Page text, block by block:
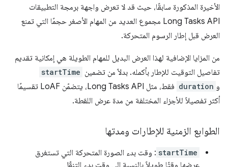
الأخيرة المذكورة سابقًا، حيث قد لا تعرض واجهة برمجة التطبيقات
Long Tasks API مجموع العديد من المهام الأصغر حجمًا التي تمنع
العرض قبل إطار الرسوم المتحركة.
من المزايا الإضافية لهذا العرض البديل للمهام الطويلة هي إمكانية تقديم
تفاصيل التوقيت للإطار بأكمله. بدلاً من تضمين startTime
و duration
فقط، مثل Long Tasks API، يتضمّن LoAF تقسيمًا
أكثر تفصيلاً للأجزاء المختلفة من مدة عرض اللقطة.
الطوابع الزمنية للإطارات ومدتها
startTime : وقت بدء الصورة المتحركة التي تستغرق
عرضها وقتًا طويلاً بالنسبة إلى وقت بدء التنقّل